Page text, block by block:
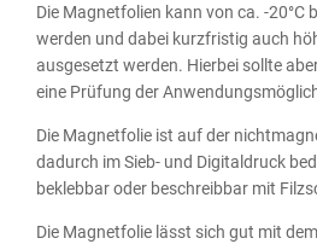
Die Magnetfolien kann von ca. -20°C
werden und dabei kurzfristig auch
ausgesetzt werden. Hierbei sollte
eine Prüfung der
Die Magnetfolie ist auf der
dadurch im Sieb- und Digitaldruck
beklebbar oder beschreibbar mit
Die Magnetfolie lässt sich gut mit